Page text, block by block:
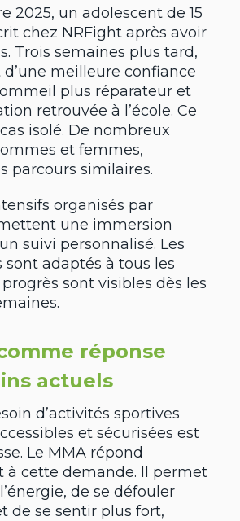
2025, un adolescent de 15
chez NRFight après avoir
Trois semaines plus tard,
meilleure confiance
plus réparateur et
retrouvée à l’école. Ce
isolé. De nombreux
et femmes,
parcours similaires.
organisés par
une immersion
suivi personnalisé. Les
adaptés à tous les
sont visibles dès les
réponse
actuels
d’activités sportives
et sécurisées est
Le MMA répond
à cette demande. Il permet
de se défouler
de se sentir plus fort,